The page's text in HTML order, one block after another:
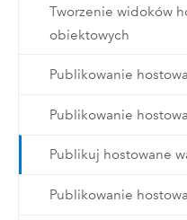
Tworzenie widoków
obiektowych
Publikowanie
Publikowanie
Publikuj hostowane
Publikowanie